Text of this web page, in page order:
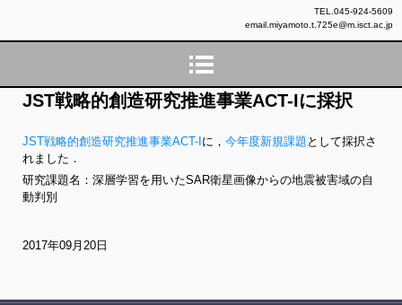
TEL.045-924-5609
email.miyamoto.t.725e@m.isct.ac.jp
JST戦略的創造研究推進事業ACT-Iに採択
JST戦略的創造研究推進事業ACT-I に， 今年度新規課題 として採択さ
れました．
研究課題名：深層学習を用いたSAR衛星画像からの地震被害域の自
動判別
2017年09月20日